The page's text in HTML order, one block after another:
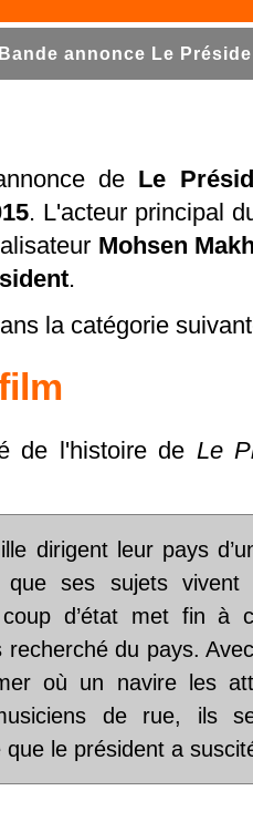
Bande annonce Le
de Le
. L'acteur principal
Mohsen
.
la catégorie
de l'histoire de Le
dirigent leur pays
que ses sujets
coup d’état met fin à
recherché du pays.
où un navire les
de rue, ils
que le président a